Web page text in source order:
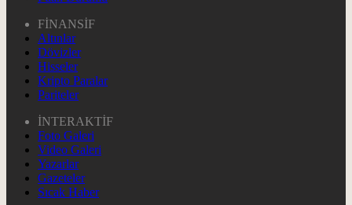
FİNANSİF
Altınlar
Dövizler
Hisseler
Kripto Paralar
Pariteler
İNTERAKTİF
Foto Galeri
Video Galeri
Yazarlar
Gazeteler
Sıcak Haber